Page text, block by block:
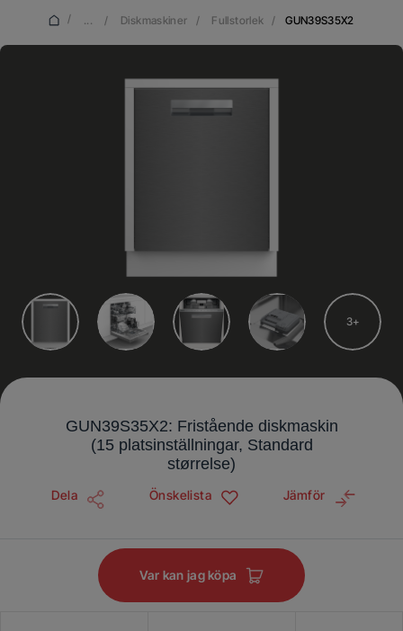
/ ... / Diskmaskiner / Fullstorlek / GUN39S35X2
3
GUN39S35X2: Fristående diskmaskin
(15 platsinställningar, Standard
størrelse)
Dela Önskelista Jämför
Var kan jag köpa